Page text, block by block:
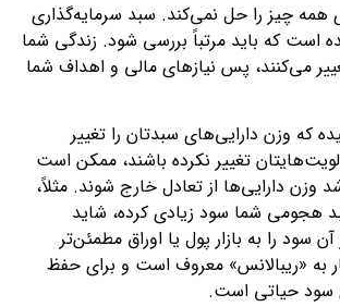
همه چیز را حل نمی‌کند. سبد سرمایه‌گذاری
است که باید مرتباً بررسی شود. زندگی شما
می‌کنند، پس نیازهای مالی و اهداف شما
که وزن دارایی‌های سبدتان را تغییر
تغییر نکرده باشند، ممکن است
وزن دارایی‌ها از تعادل خارج شوند. مثلاً،
هجومی شما سود زیادی کرده، شاید
سود را به بازار پول یا اوراق مطمئن‌تر
به «ریبالانس» معروف است و برای حفظ
سود حیاتی است.